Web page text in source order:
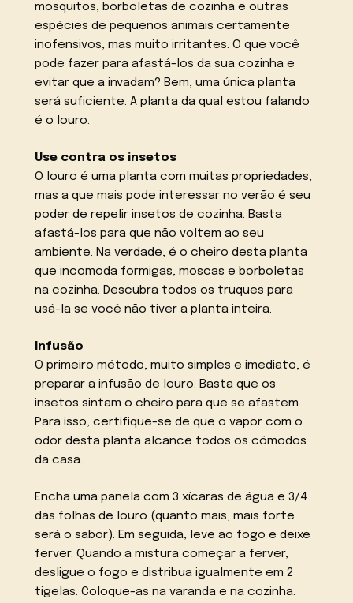
mosquitos, borboletas de cozinha e outras
espécies de pequenos animais certamente
inofensivos, mas muito irritantes. O que você
pode fazer para afastá-los da sua cozinha e
evitar que a invadam? Bem, uma única planta
será suficiente. A planta da qual estou falando
é o louro.
Use contra os insetos
O louro é uma planta com muitas propriedades,
mas a que mais pode interessar no verão é seu
poder de repelir insetos de cozinha. Basta
afastá-los para que não voltem ao seu
ambiente. Na verdade, é o cheiro desta planta
que incomoda formigas, moscas e borboletas
na cozinha. Descubra todos os truques para
usá-la se você não tiver a planta inteira.
Infusão
O primeiro método, muito simples e imediato, é
preparar a infusão de louro. Basta que os
insetos sintam o cheiro para que se afastem.
Para isso, certifique-se de que o vapor com o
odor desta planta alcance todos os cômodos
da casa.
Encha uma panela com 3 xícaras de água e 3/4
das folhas de louro (quanto mais, mais forte
será o sabor). Em seguida, leve ao fogo e deixe
ferver. Quando a mistura começar a ferver,
desligue o fogo e distribua igualmente em 2
tigelas. Coloque-as na varanda e na cozinha.